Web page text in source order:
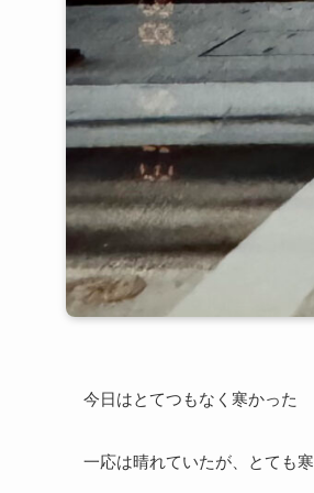
今日はとてつもなく寒かった
一応は晴れていたが、とても